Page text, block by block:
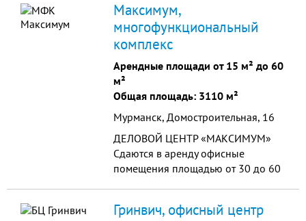
Максимум,
многофункциональный
комплекс
Арендные площади от 15 м² до 60
м²
Общая площадь: 3110 м²
Мурманск, Домостроительная, 16
ДЕЛОВОЙ ЦЕНТР «МАКСИМУМ»
Сдаются в apенду офисные
помeщения площадью от 30 до 60
4-х этажное здание.
Гринвич, офисный центр